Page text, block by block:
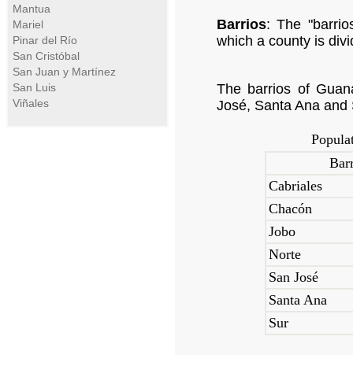
Mantua
Mariel
Pinar del Río
San Cristóbal
San Juan y Martínez
San Luis
Viñales
Barrios: The
which a county is
The barrios of
José, Santa Ana and
Cabriales
Chacón
Jobo
Norte
San José
Santa Ana
Sur